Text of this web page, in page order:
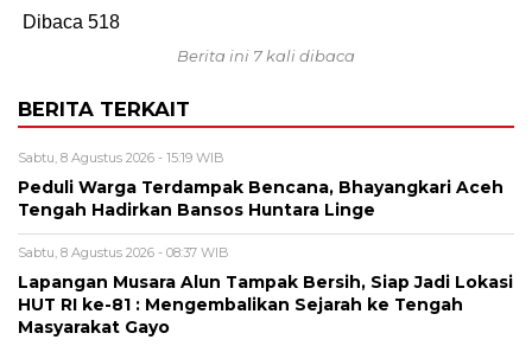
Dibaca 518
Berita ini 7 kali dibaca
BERITA TERKAIT
Sabtu, 8 Agustus 2026 - 15:19 WIB
Peduli Warga Terdampak Bencana, Bhayangkari Aceh
Tengah Hadirkan Bansos Huntara Linge
Sabtu, 8 Agustus 2026 - 08:37 WIB
Lapangan Musara Alun Tampak Bersih, Siap Jadi Lokasi
HUT RI ke-81 : Mengembalikan Sejarah ke Tengah
Masyarakat Gayo